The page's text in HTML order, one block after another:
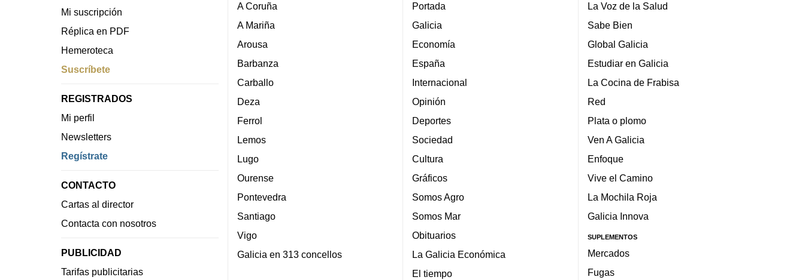
Mi suscripción
Réplica en PDF
Hemeroteca
Suscríbete
REGISTRADOS
Mi perfil
Newsletters
Regístrate
CONTACTO
Cartas al director
Contacta con nosotros
PUBLICIDAD
Tarifas publicitarias
A Coruña
A Mariña
Arousa
Barbanza
Carballo
Deza
Ferrol
Lemos
Lugo
Ourense
Pontevedra
Santiago
Vigo
Galicia en 313 concellos
Portada
Galicia
Economía
España
Internacional
Opinión
Deportes
Sociedad
Cultura
Gráficos
Somos Agro
Somos Mar
Obituarios
La Galicia Económica
El tiempo
La Voz de la Salud
Sabe Bien
Global Galicia
Estudiar en Galicia
La Cocina de Frabisa
Red
Plata o plomo
Ven A Galicia
Enfoque
Vive el Camino
La Mochila Roja
Galicia Innova
SUPLEMENTOS
Mercados
Fugas